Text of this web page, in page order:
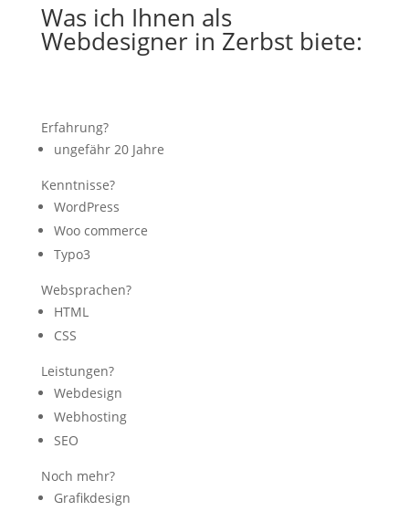
Was ich Ihnen als
Webdesigner in Zerbst biete:
Erfahrung?
ungefähr 20 Jahre
Kenntnisse?
WordPress
Woo commerce
Typo3
Websprachen?
HTML
CSS
Leistungen?
Webdesign
Webhosting
SEO
Noch mehr?
Grafikdesign